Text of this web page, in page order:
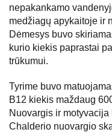
nepakankamo
medžiagų apykaitoje ir
Dėmesys buvo
kurio kiekis paprastai
trūkumui.
Tyrime buvo
B12 kiekis maždaug
Nuovargis ir
Chalderio nuovargio